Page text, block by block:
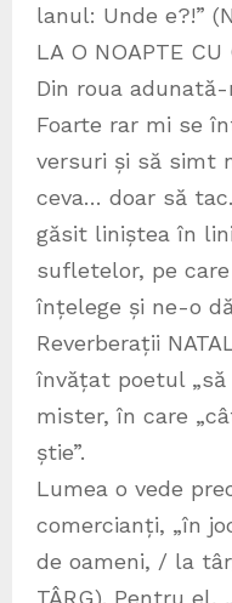
lanul: Unde e?!”
LA O NOAPTE
Din roua
Foarte rar mi se
versuri și să simt
ceva… doar să
găsit liniștea în
sufletelor, pe
înțelege și ne-o
Reverberații
învățat poetul „să
mister, în care
știe”.
Lumea o vede
comercianți, „în
de oameni, / la
TÂRG). Pentru el,